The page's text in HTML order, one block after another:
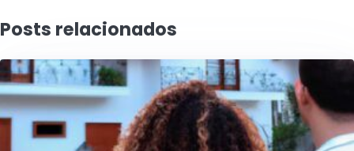
Posts relacionados